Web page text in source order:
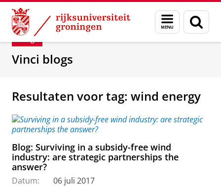
Skip
Content
Skip
Navigation
Menu
en
zoeken
Department of Innovation Management &
Blog
Vinci blogs
Resultaten voor tag: wind energy
Blog: Surviving in a subsidy-free wind
industry: are strategic partnerships the
answer?
Datum:
06 juli 2017